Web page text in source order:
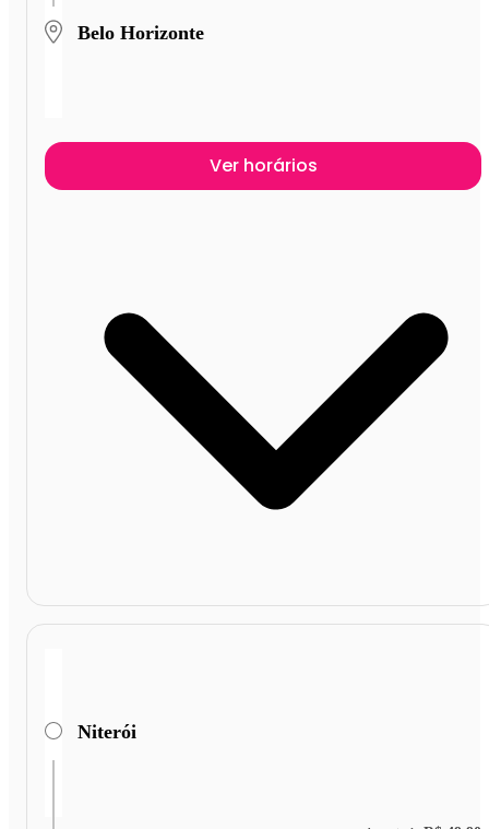
Belo Horizonte
Ver horários
Niterói